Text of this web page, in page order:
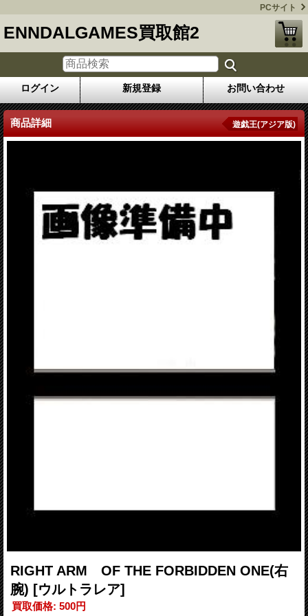
PCサイト
ENNDALGAMES買取館2
ログイン 新規登録 お問い合わせ
商品詳細 遊戯王(アジア版)
RIGHT ARM OF THE FORBIDDEN ONE(右
腕) [ウルトラレア]
買取価格: 500円